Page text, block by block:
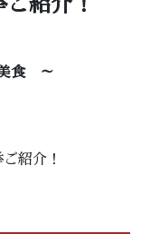
紹介！
食 ～
紹介！